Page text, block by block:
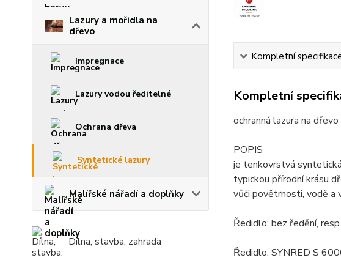
Lazury a mořidla na
dřevo
Impregnace
Lazury vodou ředitelné
Ochrana dřeva
Syntetické lazury
Malířské nářadí a doplňky
Dílna, stavba, zahrada
Kompletní
Kompletní
ochranná lazura na
POPIS
je tenkovrstvá
typickou přírodní krásu
vůči povětrnosti, vodě a
Ředidlo: bez ředění,
Ředidlo: SYNRED S